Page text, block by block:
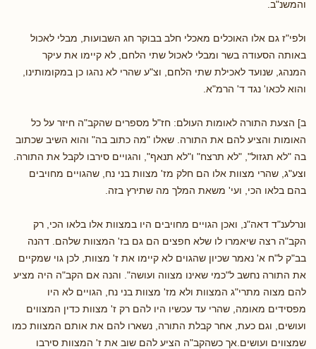
והמשנ"ב.
ולפי"ז גם אלו האוכלים מאכלי חלב בבוקר חג השבועות, מבלי לאכול
באותה הסעודה בשר ומבלי לאכול שתי הלחם, לא קיימו את עיקר
המנהג, שנועד לאכילת שתי הלחם, וצ"ע שהרי לא נהגו כן במקומותינו,
והוא לכאו' נגד ד' הרמ"א.
ב] הצעת התורה לאומות העולם: חז"ל מספרים שהקב"ה חיזר על כל
האומות והציע להם את התורה. שאלו "מה כתוב בה" והוא השיב שכתוב
בה "לא תגזול", "לא תרצח" ו"לא תנאף", והגויים סירבו לקבל את התורה.
וצע"ג, שהרי מצוות אלו הם חלק מז' מצוות בני נח, שהגויים מחויבים
בהם בלאו הכי, ועי' משאת המלך מה שתירץ בזה.
ונרלענ"ד דאה"נ, ואכן הגויים מחויבים היו במצוות אלו בלאו הכי, רק
הקב"ה רצה שיאמרו לו שלא חפצים הם גם בז' המצוות שלהם. דהנה
בב"ק ל"ח א' נאמר שכיון שהגוים לא קיימו את ז' מצוות, לכן גוי שמקיים
את התורה נחשב ל"כמי שאינו מצווה ועושה". והנה אם הקב"ה היה מציע
להם מצוה מתרי"ג המצוות ולא מז' מצוות בני נח, הגויים לא היו
מפסידים מאומה, שהרי עד עכשיו היו להם רק ז' מצוות כדין המצווים
ועושים, וגם כעת, אחר קבלת התורה, נשארו להם את אותם המצוות כמו
שמצווים ועושים.אך כשהקב"ה הציע להם שוב את ז' המצוות סירבו